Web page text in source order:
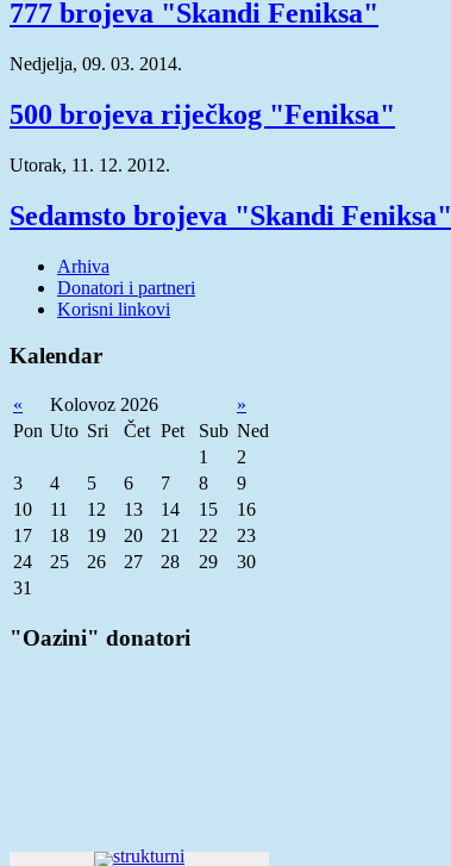
777 brojeva "Skandi Feniksa"
Nedjelja, 09. 03. 2014.
500 brojeva riječkog "Feniksa"
Utorak, 11. 12. 2012.
Sedamsto brojeva "Skandi Feniksa"
Arhiva
Donatori i partneri
Korisni linkovi
Kalendar
« Kolovoz 2026
»
Pon Uto Sri Čet Pet Sub Ned
1
2
3
4 5 6 7 8
9
10
11 12 13 14 15
16
17
18 19 20 21 22
23
24
25 26 27 28 29
30
31
"Oazini" donatori